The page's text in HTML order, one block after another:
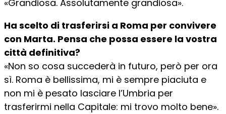
«Grandiosa. Assolutamente grandiosa».
Ha scelto di trasferirsi a Roma per convivere
con Marta. Pensa che possa essere la vostra
città definitiva?
«Non so cosa succederà in futuro, però per ora
sì. Roma è bellissima, mi è sempre piaciuta e
non mi è pesato lasciare l’Umbria per
trasferirmi nella Capitale: mi trovo molto bene».